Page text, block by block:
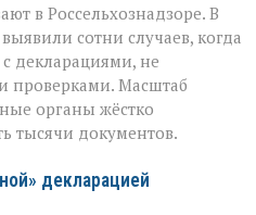
Ростовской
области
вскрыли
массовые
нарушения
декларирования
в Россельхознадзоре. В
сотни случаев, когда
декларациями, не
Масштаб
органы жёстко
тысячи документов.
декларацией